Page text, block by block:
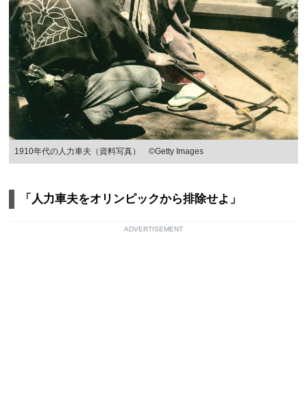
1910年代の人力車夫（資料写真） ©Getty Images
「人力車夫をオリンピックから排除せよ」
ADVERTISEMENT